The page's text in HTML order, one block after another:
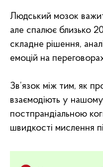
Людський мозок
але спалює близько
складне рішення,
емоцій на
Зв’язок між тим, як
взаємодіють у нашому
постпрандіальною
швидкості мислення